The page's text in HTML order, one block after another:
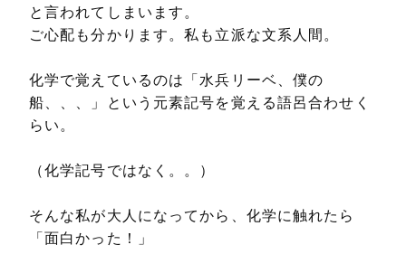
と言われてしまいます。
ご心配も分かります。私も立派な文系人間。
化学で覚えているのは「水兵リーベ、僕の
船、、、」という元素記号を覚える語呂合わせく
らい。
（化学記号ではなく。。）
そんな私が大人になってから、化学に触れたら
「面白かった！」